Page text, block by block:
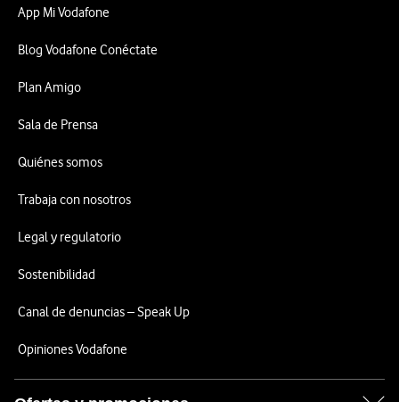
App Mi Vodafone
Blog Vodafone Conéctate
Plan Amigo
Sala de Prensa
Quiénes somos
Trabaja con nosotros
Legal y regulatorio
Sostenibilidad
Canal de denuncias – Speak Up
Opiniones Vodafone